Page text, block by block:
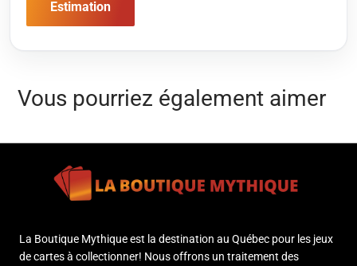
Estimation
Vous pourriez également aimer
La Boutique Mythique est la destination au Québec pour les jeux
de cartes à collectionner! Nous offrons un traitement des